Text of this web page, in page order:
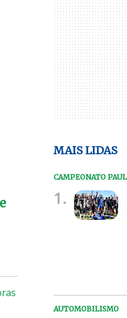
MAIS LIDAS
CAMPEONATO
1.
AUTOMOBILISMO